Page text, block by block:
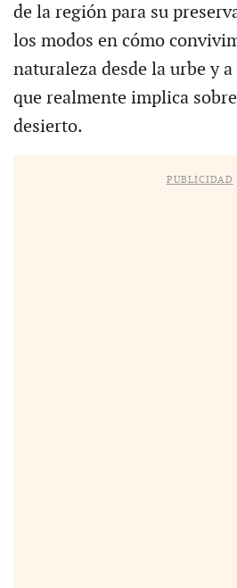
de la región para su
los modos en cómo
naturaleza desde la urbe y
que realmente implica
desierto.
PUBLICIDAD